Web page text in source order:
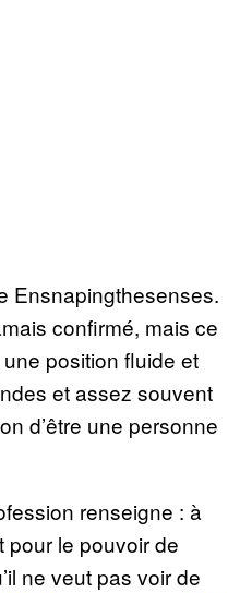
Ensnapingthesenses.
confirmé, mais ce
position fluide et
et assez souvent
d’être une personne
renseigne : à
pour le pouvoir de
ne veut pas voir de